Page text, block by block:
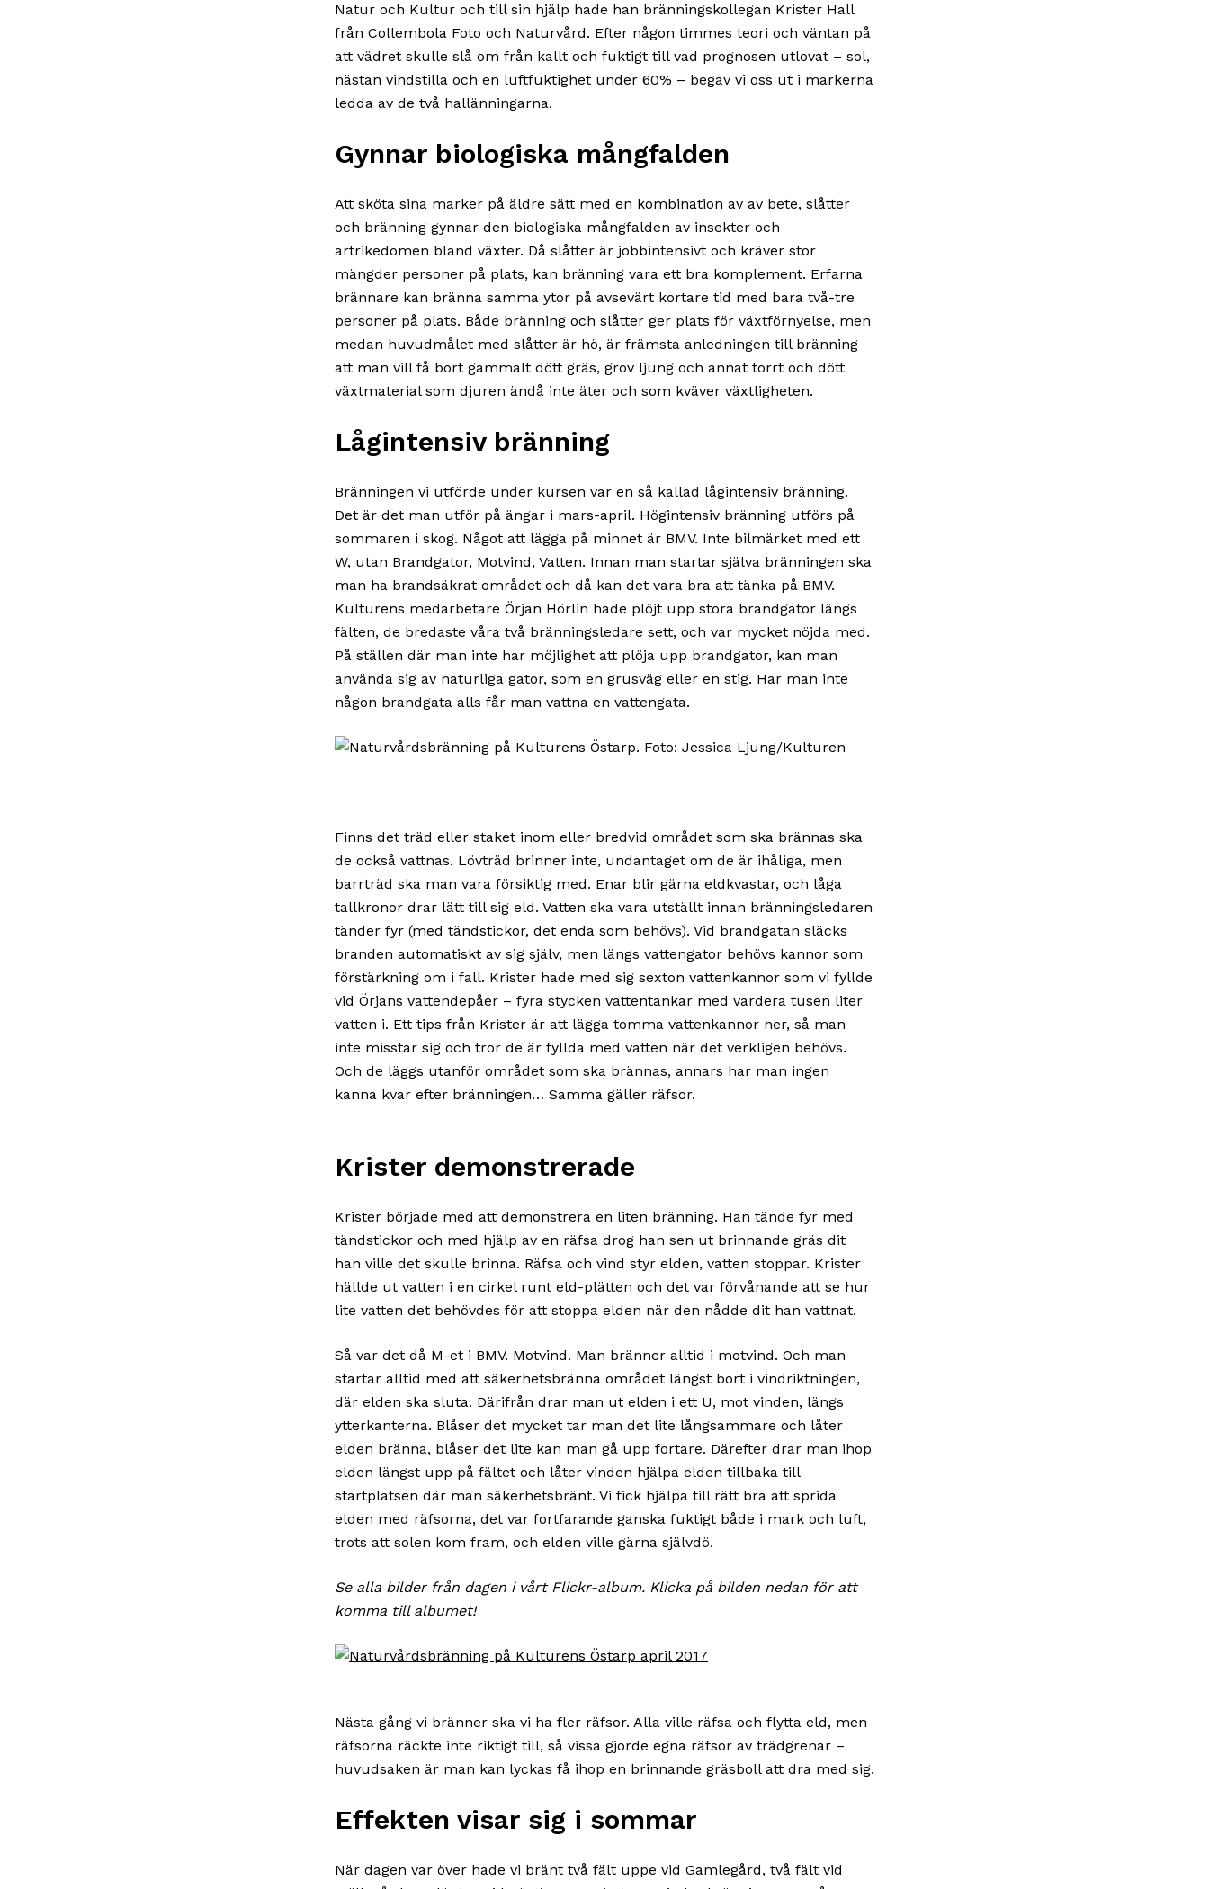
Natur och Kultur och till sin hjälp hade han bränningskollegan Krister Hall
från Collembola Foto och Naturvård. Efter någon timmes teori och väntan på
att vädret skulle slå om från kallt och fuktigt till vad prognosen utlovat – sol,
nästan vindstilla och en luftfuktighet under 60% – begav vi oss ut i markerna
ledda av de två hallänningarna.
Gynnar biologiska mångfalden
Att sköta sina marker på äldre sätt med en kombination av av bete, slåtter
och bränning gynnar den biologiska mångfalden av insekter och
artrikedomen bland växter. Då slåtter är jobbintensivt och kräver stor
mängder personer på plats, kan bränning vara ett bra komplement. Erfarna
brännare kan bränna samma ytor på avsevärt kortare tid med bara två-tre
personer på plats. Både bränning och slåtter ger plats för växtförnyelse, men
medan huvudmålet med slåtter är hö, är främsta anledningen till bränning
att man vill få bort gammalt dött gräs, grov ljung och annat torrt och dött
växtmaterial som djuren ändå inte äter och som kväver växtligheten.
Lågintensiv bränning
Bränningen vi utförde under kursen var en så kallad lågintensiv bränning.
Det är det man utför på ängar i mars-april. Högintensiv bränning utförs på
sommaren i skog. Något att lägga på minnet är BMV. Inte bilmärket med ett
W, utan Brandgator, Motvind, Vatten. Innan man startar själva bränningen ska
man ha brandsäkrat området och då kan det vara bra att tänka på BMV.
Kulturens medarbetare Örjan Hörlin hade plöjt upp stora brandgator längs
fälten, de bredaste våra två bränningsledare sett, och var mycket nöjda med.
På ställen där man inte har möjlighet att plöja upp brandgator, kan man
använda sig av naturliga gator, som en grusväg eller en stig. Har man inte
någon brandgata alls får man vattna en vattengata.
Finns det träd eller staket inom eller bredvid området som ska brännas ska
de också vattnas. Lövträd brinner inte, undantaget om de är ihåliga, men
barrträd ska man vara försiktig med. Enar blir gärna eldkvastar, och låga
tallkronor drar lätt till sig eld. Vatten ska vara utställt innan bränningsledaren
tänder fyr (med tändstickor, det enda som behövs). Vid brandgatan släcks
branden automatiskt av sig själv, men längs vattengator behövs kannor som
förstärkning om i fall. Krister hade med sig sexton vattenkannor som vi fyllde
vid Örjans vattendepåer – fyra stycken vattentankar med vardera tusen liter
vatten i. Ett tips från Krister är att lägga tomma vattenkannor ner, så man
inte misstar sig och tror de är fyllda med vatten när det verkligen behövs.
Och de läggs utanför området som ska brännas, annars har man ingen
kanna kvar efter bränningen… Samma gäller räfsor.
Krister demonstrerade
Krister började med att demonstrera en liten bränning. Han tände fyr med
tändstickor och med hjälp av en räfsa drog han sen ut brinnande gräs dit
han ville det skulle brinna. Räfsa och vind styr elden, vatten stoppar. Krister
hällde ut vatten i en cirkel runt eld-plätten och det var förvånande att se hur
lite vatten det behövdes för att stoppa elden när den nådde dit han vattnat.
Så var det då M-et i BMV. Motvind. Man bränner alltid i motvind. Och man
startar alltid med att säkerhetsbränna området längst bort i vindriktningen,
där elden ska sluta. Därifrån drar man ut elden i ett U, mot vinden, längs
ytterkanterna. Blåser det mycket tar man det lite långsammare och låter
elden bränna, blåser det lite kan man gå upp fortare. Därefter drar man ihop
elden längst upp på fältet och låter vinden hjälpa elden tillbaka till
startplatsen där man säkerhetsbränt. Vi fick hjälpa till rätt bra att sprida
elden med räfsorna, det var fortfarande ganska fuktigt både i mark och luft,
trots att solen kom fram, och elden ville gärna självdö.
Se alla bilder från dagen i vårt Flickr-album. Klicka på bilden nedan för att
komma till albumet!
Nästa gång vi bränner ska vi ha fler räfsor. Alla ville räfsa och flytta eld, men
räfsorna räckte inte riktigt till, så vissa gjorde egna räfsor av trädgrenar –
huvudsaken är man kan lyckas få ihop en brinnande gräsboll att dra med sig.
Effekten visar sig i sommar
När dagen var över hade vi bränt två fält uppe vid Gamlegård, två fält vid